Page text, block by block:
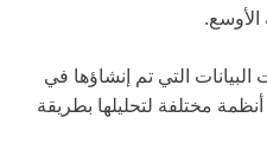
الأوسع.
التي تم إنشاؤها في
مختلفة لتحليلها بطريقة